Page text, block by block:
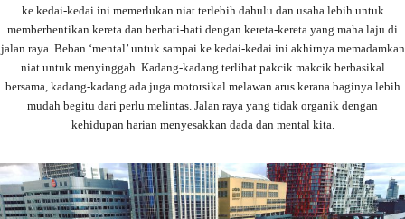
ke kedai-kedai ini memerlukan niat terlebih dahulu dan usaha lebih untuk
memberhentikan kereta dan berhati-hati dengan kereta-kereta yang maha laju di
jalan raya. Beban ‘mental’ untuk sampai ke kedai-kedai ini akhirnya memadamkan
niat untuk menyinggah. Kadang-kadang terlihat pakcik makcik berbasikal
bersama, kadang-kadang ada juga motorsikal melawan arus kerana baginya lebih
mudah begitu dari perlu melintas. Jalan raya yang tidak organik dengan
kehidupan harian menyesakkan dada dan mental kita.